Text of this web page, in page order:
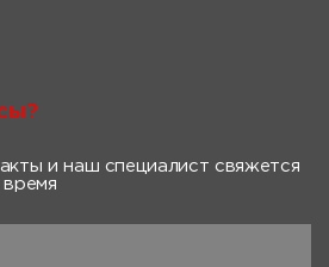
и наш специалист свяжется